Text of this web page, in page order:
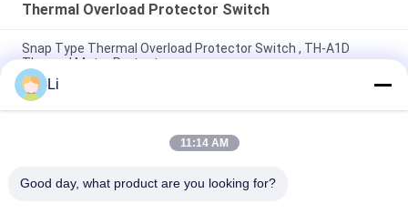
Thermal Overload Protector Switch
Snap Type Thermal Overload Protector Switch , TH-A1D
Thermal Motor Protector
Plastic Case Thermal Protection Switch Normally Open Type
For Lighting Devices
High Sensitive Thermal Overload Protector Switch Resettable
Li
11:14 AM
Good day, what product are you looking for?